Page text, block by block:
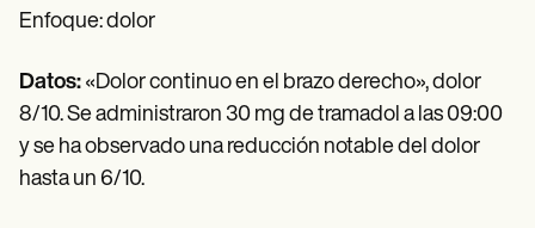
Enfoque: dolor
Datos: «Dolor continuo en el brazo derecho», dolor
8/10. Se administraron 30 mg de tramadol a las 09:00
y se ha observado una reducción notable del dolor
hasta un 6/10.